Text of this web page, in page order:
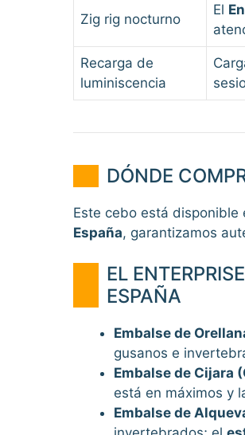
Zig rig nocturno
El
Recarga de
luminiscencia
DÓNDE
Este cebo está disponible
España, garantizamos
EL
ESPAÑA
Embalse de
gusanos e
Embalse de Cijara
está en máximos y
Embalse de